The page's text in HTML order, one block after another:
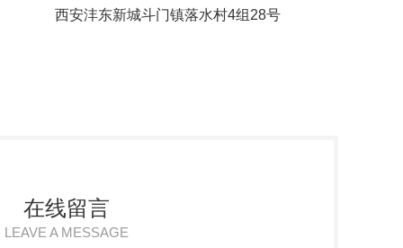
西安沣东新城斗门镇落水村4组28号
在线留言
LEAVE A MESSAGE